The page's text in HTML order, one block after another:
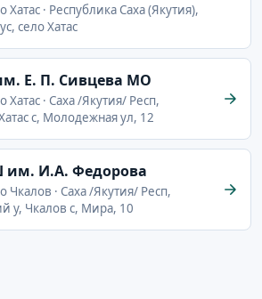
Хатас · Республика Саха (Якутия),
село Хатас
Е. П. Сивцева МО
Хатас · Саха /Якутия/ Респ,
с, Молодежная ул, 12
И.А. Федорова
Чкалов · Саха /Якутия/ Респ,
у, Чкалов с, Мира, 10